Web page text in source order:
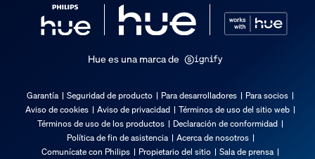
Hue es una marca de
Garantía Seguridad de producto Para desarrolladores
Para socios
Aviso de cookies
Aviso de privacidad
Términos de uso del sitio web
Términos de uso de los productos
Declaración de conformidad
Política de fin de asistencia
Acerca de nosotros
Comunícate con Philips
Propietario del sitio Sala de prensa